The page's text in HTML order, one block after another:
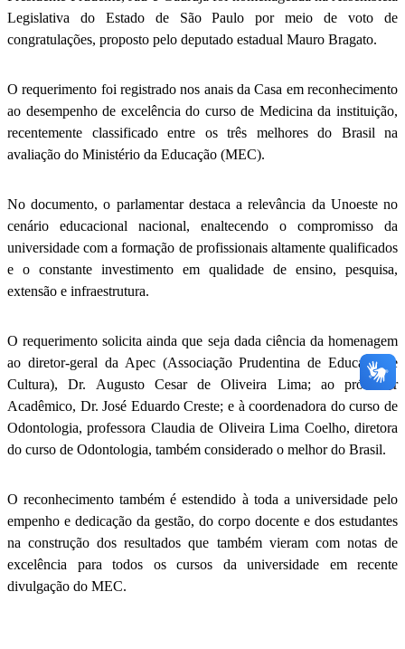
Legislativa do Estado de São Paulo por meio de voto de
congratulações, proposto pelo deputado estadual Mauro Bragato.
O requerimento foi registrado nos anais da Casa em reconhecimento
ao desempenho de excelência do curso de Medicina da instituição,
recentemente classificado entre os três melhores do Brasil na
avaliação do Ministério da Educação (MEC).
No documento, o parlamentar destaca a relevância da Unoeste no
cenário educacional nacional, enaltecendo o compromisso da
universidade com a formação de profissionais altamente qualificados
e o constante investimento em qualidade de ensino, pesquisa,
extensão e infraestrutura.
O requerimento solicita ainda que seja dada ciência da homenagem
ao diretor-geral da Apec (Associação Prudentina de Educação e
Cultura), Dr. Augusto Cesar de Oliveira Lima; ao pró-reitor
Acadêmico, Dr. José Eduardo Creste; e à coordenadora do curso de
Odontologia, professora Claudia de Oliveira Lima Coelho, diretora
do curso de Odontologia, também considerado o melhor do Brasil.
O reconhecimento também é estendido à toda a universidade pelo
empenho e dedicação da gestão, do corpo docente e dos estudantes
na construção dos resultados que também vieram com notas de
excelência para todos os cursos da universidade em recente
divulgação do MEC.